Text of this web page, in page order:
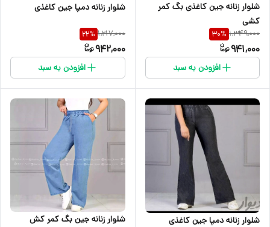
شلوار زنانه جین کاغذی بگ کمر
کشی
1,349,000
30%
941,000
افزودن به سبد
شلوار زنانه دمپا جین کاغذی
1,217,000
22%
942,000
افزودن به سبد
شلوار زنانه دمپا جین کاغذی شلوار زنانه جین بگ کمر کش